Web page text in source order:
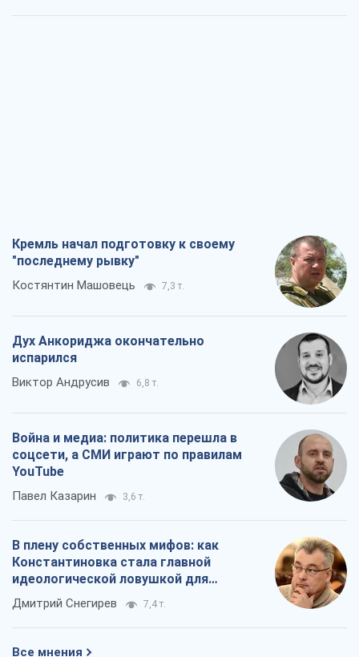
Кремль начал подготовку к своему
"последнему рывку"
Костянтин Машовець 7,3 т.
Дух Анкориджа окончательно
испарился
Виктор Андрусив 6,8 т.
Война и медиа: политика перешла в
соцсети, а СМИ играют по правилам
YouTube
Павел Казарин 3,6 т.
В плену собственных мифов: как
Константиновка стала главной
идеологической ловушкой для
российских оккупантов
Дмитрий Снегирев 7,4 т.
Все мнения